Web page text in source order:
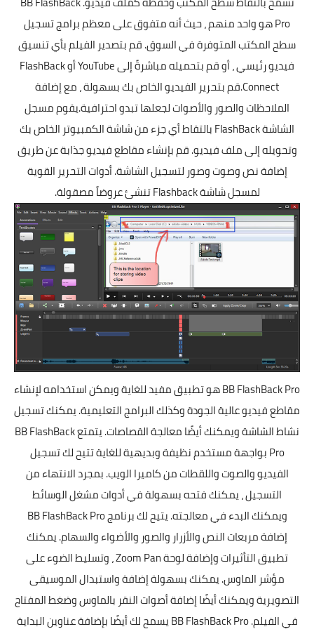
Pro هو واحد منهم ، حيث أنه متفوق على معظم برامج تسجيل
سطح المكتب المتوفرة في السوق. قم بتصدير الفيلم بأي تنسيق
فيديو رئيسي ، أو قم بتحميله مباشرةً إلى YouTube أو FlashBack
Connect.قم بتحرير الفيديو الخاص بك بسهولة ، مع إضافة
الملاحظات والصور والأصوات لجعلها تبدو احترافية.يقوم مسجل
الشاشة FlashBack بالتقاط أي جزء من شاشة الكمبيوتر الخاص بك
وتحويله إلى ملف فيديو. قم بإنشاء مقاطع فيديو جذابة عن طريق
إضافة نص وصوت وصور لتسجيل الشاشة. أدوات التحرير القوية
لمسجل شاشة Flashback تنشئ عروضاً مصقولة.
BB FlashBack Pro هو تطبيق مفيد للغاية ويمكن استخدامه لإنشاء
مقاطع فيديو عالية الجودة وكذلك البرامج التعليمية. يمكنك تسجيل
نشاط الشاشة ويمكنك أيضًا معالجة القصاصات. يتمتع BB FlashBack
Pro بواجهة مستخدم نظيفة وبديهية للغاية تتيح لك تسجيل
الفيديو والصوت واللقطات من كاميرا الويب. بمجرد الانتهاء من
التسجيل ، يمكنك فتحه بسهولة في أدوات مشغل الوسائط
ويمكنك البدء في معالجته. يتيح لك برنامج BB FlashBack Pro
إضافة مربعات النص والأزرار والصور والأضواء والسهام. يمكنك
تطبيق التأثيرات وإضافة لوحة Zoom Pan ، وتسليط الضوء على
مؤشر الماوس. يمكنك بسهولة إضافة واستبدال الموسيقى
التصويرية ويمكنك أيضًا إضافة أصوات النقر بالماوس وضغط المفتاح
في الفيلم. BB FlashBack Pro يسمح لك أيضًا بإضافة عناوين البداية